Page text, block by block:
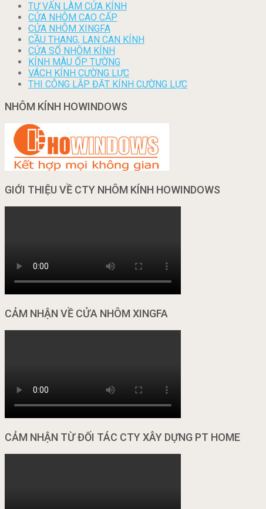
TƯ VẤN LÀM CỬA KÍNH
CỬA NHÔM CAO CẤP
CỬA NHÔM XINGFA
CẦU THANG, LAN CAN KÍNH
CỬA SỔ NHÔM KÍNH
KÍNH MÀU ỐP TƯỜNG
VÁCH KÍNH CƯỜNG LỰC
THI CÔNG LẮP ĐẶT KÍNH CƯỜNG LỰC
NHÔM KÍNH HOWINDOWS
GIỚI THIỆU VỀ CTY NHÔM KÍNH HOWINDOWS
CẢM NHẬN VỀ CỬA NHÔM XINGFA
CẢM NHẬN TỪ ĐỐI TÁC CTY XÂY DỰNG PT HOME